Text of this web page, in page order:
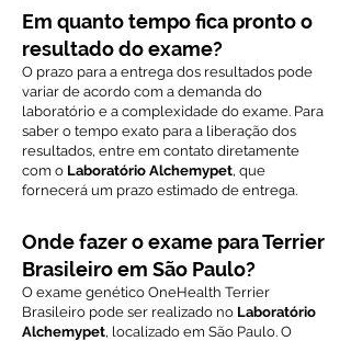
Em quanto tempo fica pronto o
resultado do exame?
O prazo para a entrega dos resultados pode
variar de acordo com a demanda do
laboratório e a complexidade do exame. Para
saber o tempo exato para a liberação dos
resultados, entre em contato diretamente
com o Laboratório Alchemypet, que
fornecerá um prazo estimado de entrega.
Onde fazer o exame para Terrier
Brasileiro em São Paulo?
O exame genético OneHealth Terrier
Brasileiro pode ser realizado no Laboratório
Alchemypet, localizado em São Paulo. O